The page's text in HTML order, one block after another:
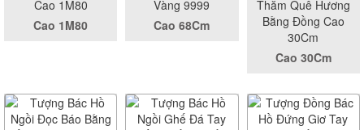
Cao 1M80
Cao 1M80
Vàng 9999
Cao 68Cm
Thăm Quê Hương
Bằng Đồng Cao
30Cm
Cao 30Cm